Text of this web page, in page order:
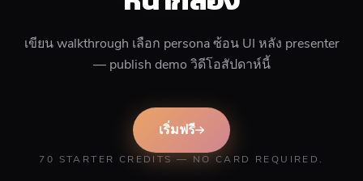
เขียน walkthrough เลือก persona ซ้อน UI หลัง presenter
— publish demo วิดีโอสัปดาห์นี้
เริ่มฟรี
70 STARTER CREDITS — NO CARD REQUIRED.